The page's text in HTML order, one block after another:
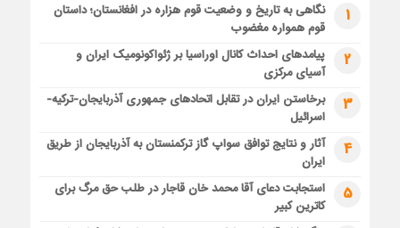
1
نگاهی به تاریخ و وضعیت قوم هزاره در افغانستان؛ داستان
قوم همواره مغضوب
2
پیامدهای احداث کانال اوراسیا بر ژئواکونومیک ایران و
آسیای مرکزی
3
برخاستن ایران در تقابل اتحادهای جمهوری آذربایجان-ترکیه-
اسرائیل
4
آثار و نتایج توافق سواپ گاز ترکمنستان به آذربایجان از طریق
ایران
5
استجابت دعای آقا محمد خان قاجار در طلب حق مرگ برای
کاترین کبیر